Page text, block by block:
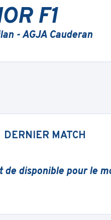
F1
- AGJA Cauderan
DERNIER MATCH
de disponible pour le